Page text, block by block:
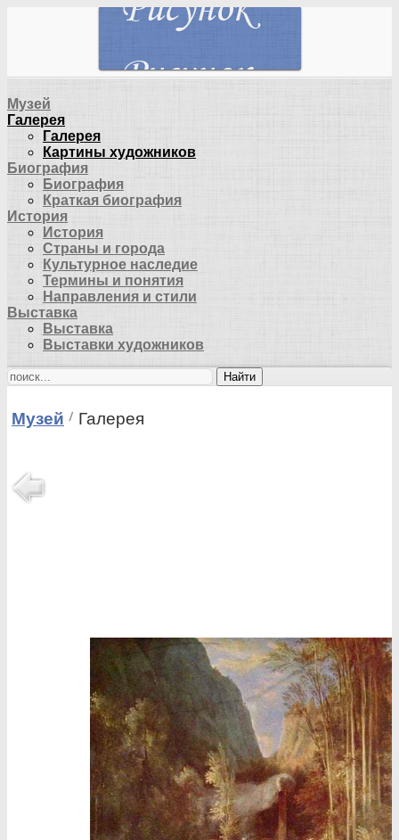
Музей
Галерея
Галерея
Картины художников
Биография
Биография
Краткая биография
История
История
Страны и города
Культурное наследие
Термины и понятия
Направления и стили
Выставка
Выставка
Выставки художников
Найти
Музей Галерея